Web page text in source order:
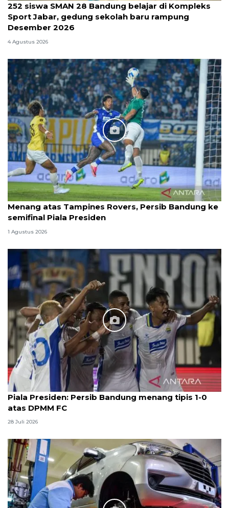
252 siswa SMAN 28 Bandung belajar di Kompleks
Sport Jabar, gedung sekolah baru rampung
Desember 2026
4 Agustus 2026
Menang atas Tampines Rovers, Persib Bandung ke
semifinal Piala Presiden
1 Agustus 2026
Piala Presiden: Persib Bandung menang tipis 1-0
atas DPMM FC
28 Juli 2026